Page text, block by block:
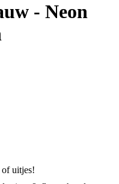
- Neon
uitjes!